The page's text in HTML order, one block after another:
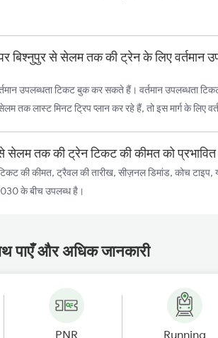
बिश्नुपुर से सेलम तक की ट्रेन के लिए वर्तमान
उपलब्धता टिकट बुक कर सकते हैं। वर्तमान उपलब्धता टिकट,
तक लास्ट मिनट ट्रिप प्लान कर रहे हैं, तो इस मार्ग के लिए
सेलम तक की ट्रेन टिकट की कीमत को
की कीमत, ट्रैवल की तारीख, सीज़नल डिमांड, कोच टाइप,
के बीच उपलब्ध है।
और अधिक जानकारी
PNR Running